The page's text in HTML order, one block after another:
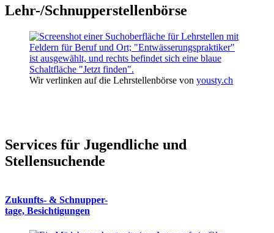
Lehr-/Schnupperstellenbörse
Wir verlinken auf die Lehrstellenbörse von yousty.ch
Services für Jugendliche und
Stellensuchende
Zukunfts- & Schnupper-
tage, Besichtigungen